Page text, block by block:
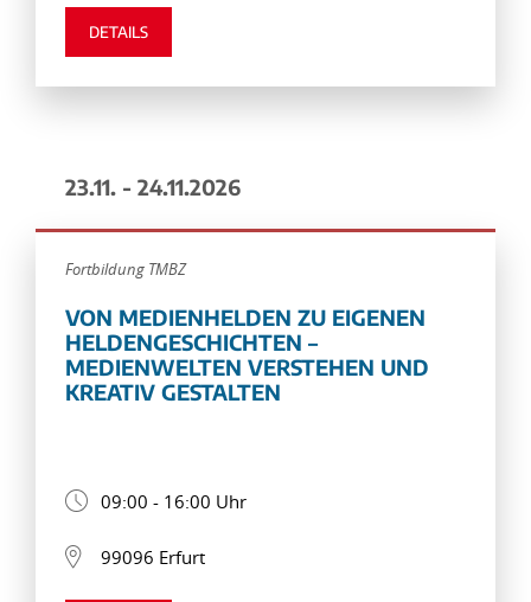
DETAILS
23.11. - 24.11.2026
Fortbildung TMBZ
VON MEDIENHELDEN ZU EIGENEN
HELDENGESCHICHTEN –
MEDIENWELTEN VERSTEHEN UND
KREATIV GESTALTEN
09:00 - 16:00 Uhr
99096 Erfurt